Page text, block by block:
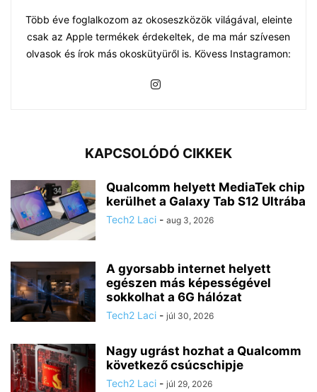
Több éve foglalkozom az okoseszközök világával, eleinte
csak az Apple termékek érdekeltek, de ma már szívesen
olvasok és írok más okoskütyüről is. Kövess Instagramon:
KAPCSOLÓDÓ CIKKEK
Qualcomm helyett MediaTek chip
kerülhet a Galaxy Tab S12 Ultrába
Tech2 Laci - aug 3, 2026
A gyorsabb internet helyett
egészen más képességével
sokkolhat a 6G hálózat
Tech2 Laci - júl 30, 2026
Nagy ugrást hozhat a Qualcomm
következő csúcschipje
Tech2 Laci - júl 29, 2026